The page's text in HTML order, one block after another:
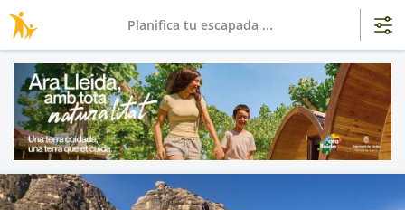
Planifica tu escapada ...